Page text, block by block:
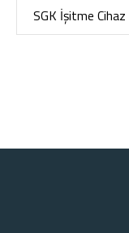
SGK İşitme Cihaz